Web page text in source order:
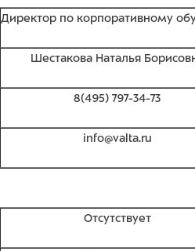
Директор по корпоративному
Шестакова Наталья
8(495) 797-34-73
info@valta.ru
Отсутствует